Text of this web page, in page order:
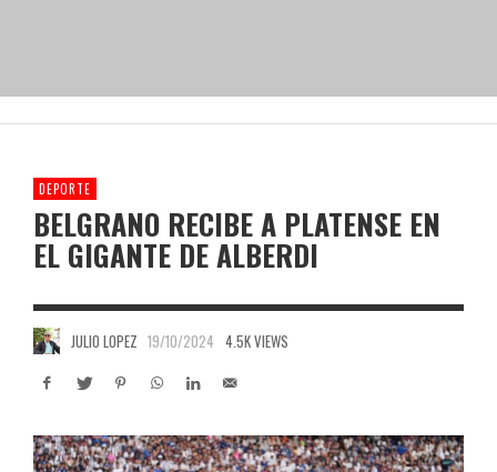
DEPORTE
BELGRANO RECIBE A PLATENSE EN
EL GIGANTE DE ALBERDI
JULIO LOPEZ 19/10/2024 4.5K VIEWS